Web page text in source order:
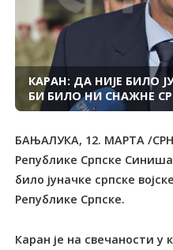
КАРАН: ДА НИЈЕ БИЛО
БИ БИЛО НИ СНАЖНЕ
БАЊАЛУКА, 12. МАРТА /
Републике Српске Синиша
било јуначке српске
Републике Српске.
Каран је на свечаности у